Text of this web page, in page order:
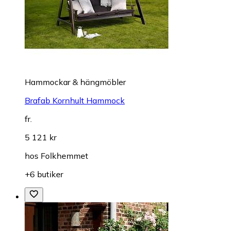
Hammockar & hängmöbler
Brafab Kornhult Hammock
fr.
5 121 kr
hos Folkhemmet
+6 butiker